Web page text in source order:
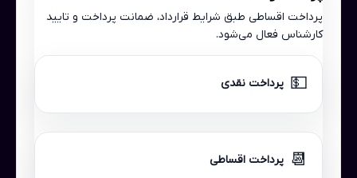
پرداخت اقساطی طبق شرایط قرارداد، ضمانت پرداخت و تایید
کارشناس فعال می‌شود.
💵 پرداخت نقدی
📆 پرداخت اقساطی